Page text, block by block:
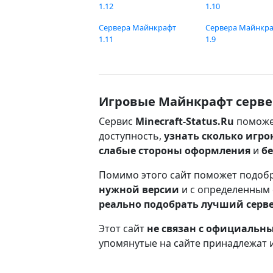
1.12
Сервера Майнкрафт
1.11
1.10
Сервера
1.9
Игровые Майнкрафт
Сервис Minecraft-Status.Ru
доступность, узнать сколько
слабые стороны оформления и
Помимо этого сайт поможет
нужной версии и с
реально подобрать лучший
Этот сайт не связан с
упомянутые на сайте принадлежат